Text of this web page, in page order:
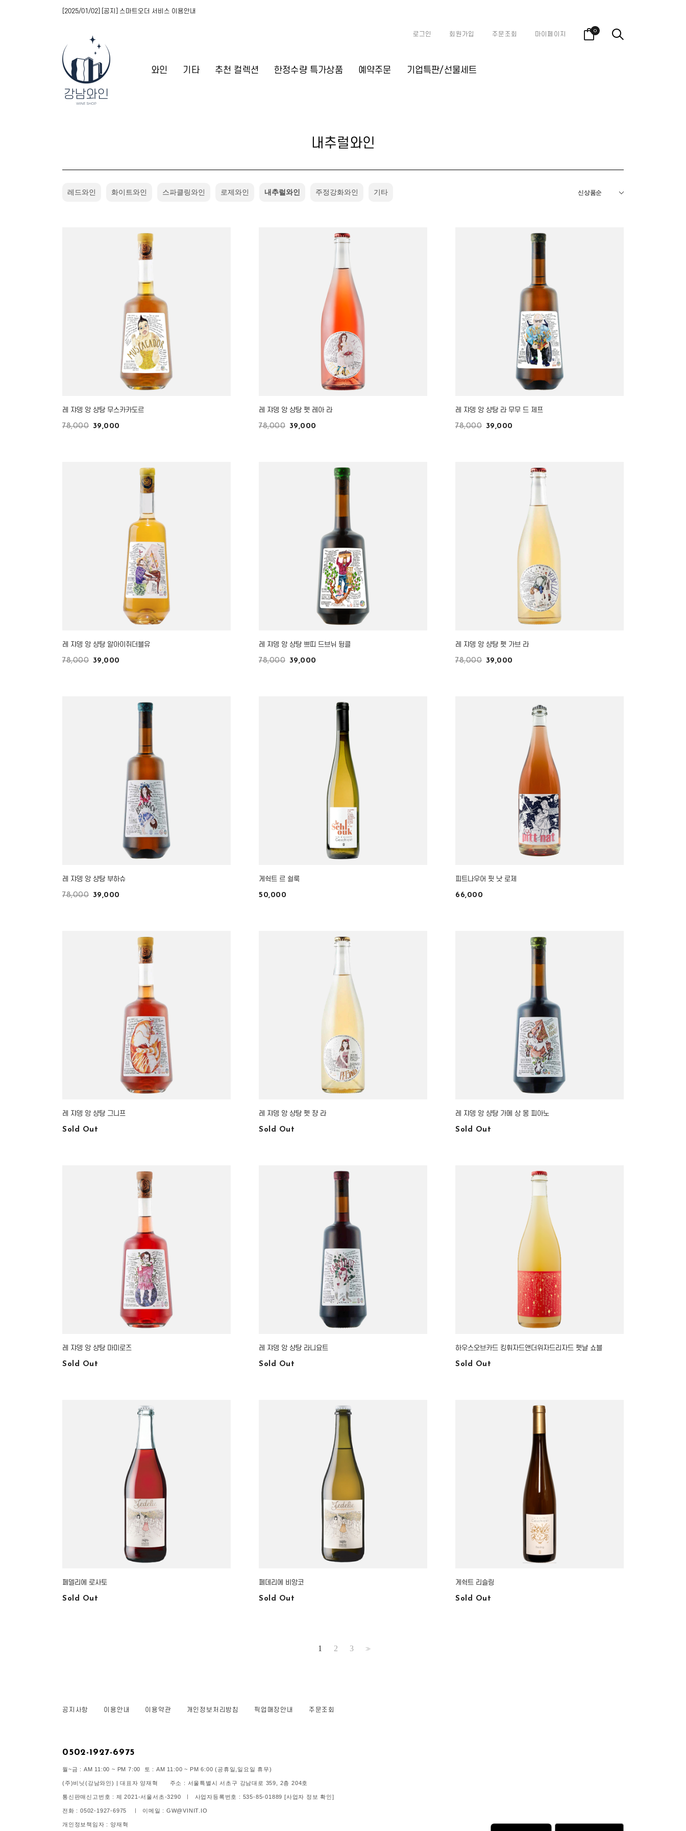
와인 기타 추천 컬렉션 한정수량 특가상품 예약주문 기업특판/선물세트
[2025/01/02] [공지] 스마트오더 서비스 이용안내
로그인 회원가입 주문조회 마이페이지 0
내추럴와인
레드와인 화이트와인 스파클링와인 로제와인 내추럴와인 주정강화와인 기타
레 쟈뎅 앙 샹탕 무스카카도르
78,000 39,000
레 쟈뎅 앙 샹탕 펫 레아 라
78,000 39,000
레 쟈뎅 앙 샹탕 라 무무 드 제프
78,000 39,000
레 쟈뎅 앙 샹탕 알아이쥐더블유
78,000 39,000
레 쟈뎅 앙 샹탕 쁘띠 드브뉘 뒹클
78,000 39,000
레 쟈뎅 앙 샹탕 펫 가브 라
78,000 39,000
레 쟈뎅 앙 샹탕 부하슈
78,000 39,000
게쉭트 르 쉴룩
50,000
피트나우어 핏 낫 로제
66,000
레 쟈뎅 앙 샹탕 그니프
Sold Out
레 쟈뎅 앙 샹탕 펫 쟝 라
Sold Out
레 쟈뎅 앙 샹탕 가메 상 몽 피아노
Sold Out
레 쟈뎅 앙 샹탕 마미로즈
Sold Out
레 쟈뎅 앙 샹탕 라니요트
Sold Out
하우스오브카드 킹휘자드앤더위자드리자드 펫날 쇼블
Sold Out
페델리에 로사토
Sold Out
페데리에 비앙코
Sold Out
게쉭트 리슬링
Sold Out
1 2 3 >>
공지사항 이용안내 이용약관 개인정보처리방침 픽업매장안내 주문조회
0502-1927-6975
월~금 : AM 11:00 ~ PM 7:00 토 : AM 11:00 ~ PM 6:00 (공휴일,일요일 휴무)
(주)비닛(강남와인) | 대표자 양재혁 주소 : 서울특별시 서초구 강남대로 359, 2층 204호
통신판매신고번호 : 제 2021-서울서초-3290 ㅣ 사업자등록번호 : 535-85-01889[사업자 정보 확인]
전화 : 0502-1927-6975 ㅣ 이메일 : GW@VINIT.IO
개인정보책임자 : 양재혁